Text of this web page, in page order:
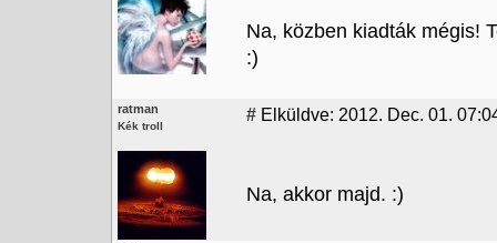
Na, közben kiadták mégis!
:)
ratman
Kék troll
# Elküldve: 2012. Dec. 01.
Na, akkor majd. :)